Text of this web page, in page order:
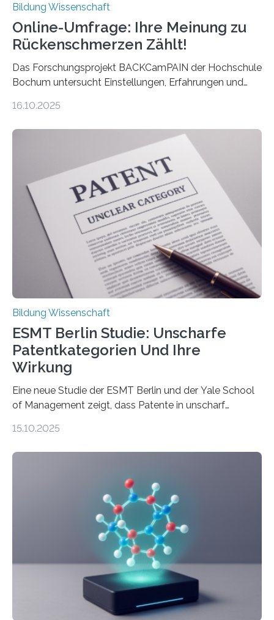
Bildung Wissenschaft
Online-Umfrage: Ihre Meinung zu
Rückenschmerzen Zählt!
Das Forschungsprojekt BACKCamPAIN der Hochschule
Bochum untersucht Einstellungen, Erfahrungen und
gehören zu den häufigsten gesundheitlichen
Rückenschmerzen denken und welche Erfahrungen sie
damit gemacht haben, kann entscheidend
beeinflussen, wie Schmerzen verlaufen und welche
Therapien wirken. Diese individuellen Überzeugungen
stehen im Mittelpunkt einer aktuellen Studie der
Hochschule Bochum. Im Rahmen des
Promotionsprojekts „BACKCamPAIN“ führt die
Doktorandin Deborah Jost (Hochschule Bochum,
Promotionskolleg NRW) derzeit eine Online-Umfrage
durch. Ziel ist es, herauszufinden,…
16.10.2025
Bildung Wissenschaft
ESMT Berlin Studie: Unscharfe
Patentkategorien Und Ihre
Wirkung
Eine neue Studie der ESMT Berlin und der Yale School
of Management zeigt, dass Patente in unscharf
häufiger zu bahnbrechenden Innovationen führen und
Erfindungen entstehen besonders dann, wenn
Wissenskategorien verschwimmen. Das zeigt neue
Forschung von Gianluca Carnabuci, Professor of
Organizational Behavior an der ESMT Berlin, und
Balázs Kovács, Professor an der Yale School of
Management. Die Forscher kommen zu dem Schluss,
dass Patente…
15.10.2025